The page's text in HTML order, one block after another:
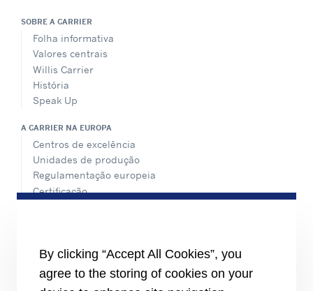
SOBRE A CARRIER
Folha informativa
Valores centrais
Willis Carrier
História
Speak Up
A CARRIER NA EUROPA
Centros de excelência
Unidades de produção
Regulamentação europeia
Certificação
RECURSOS
Brochuras
By clicking “Accept All Cookies”, you
agree to the storing of cookies on your